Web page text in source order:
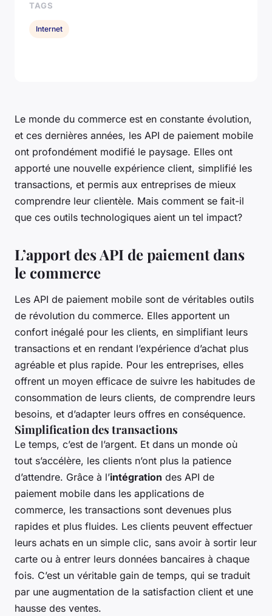
Le monde du commerce est en constante évolution,
et ces dernières années, les API de paiement mobile
ont profondément modifié le paysage. Elles ont
apporté une nouvelle expérience client, simplifié les
transactions, et permis aux entreprises de mieux
comprendre leur clientèle. Mais comment se fait-il
que ces outils technologiques aient un tel impact?
L’apport des API de paiement dans
le commerce
Les API de paiement mobile sont de véritables outils
de révolution du commerce. Elles apportent un
confort inégalé pour les clients, en simplifiant leurs
transactions et en rendant l’expérience d’achat plus
agréable et plus rapide. Pour les entreprises, elles
offrent un moyen efficace de suivre les habitudes de
consommation de leurs clients, de comprendre leurs
besoins, et d’adapter leurs offres en conséquence.
Simplification des transactions
Le temps, c’est de l’argent. Et dans un monde où
tout s’accélère, les clients n’ont plus la patience
d’attendre. Grâce à l’intégration des API de
paiement mobile dans les applications de
commerce, les transactions sont devenues plus
rapides et plus fluides. Les clients peuvent effectuer
leurs achats en un simple clic, sans avoir à sortir leur
carte ou à entrer leurs données bancaires à chaque
fois. C’est un véritable gain de temps, qui se traduit
par une augmentation de la satisfaction client et une
hausse des ventes.
TAGS
Internet